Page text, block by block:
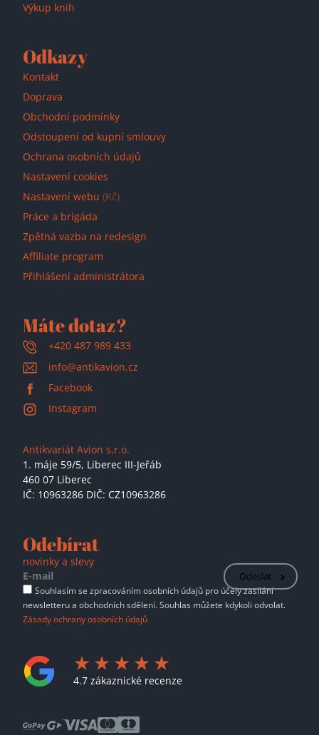
Výkup knih
Odkazy
Kontakt
Doprava
Obchodní podmínky
Odstoupení od kupní smlouvy
Ochrana osobních údajů
Nastavení cookies
Nastavení webu (Kč)
Práce a brigáda
Zpětná vazba na redesign
Affiliate program
Přihlášení administrátora
Máte dotaz?
+420 487 989 433
info@antikavion.cz
Facebook
Instagram
Antikvariát Avion s.r.o.
1. máje 59/5, Liberec III-Jeřáb
460 07 Liberec
IČ: 10963286 DIČ: CZ10963286
Odebírat
novinky a slevy
Odeslat
Souhlasím se zpracováním osobních údajů pro účely zasílání
newsletteru a obchodních sdělení. Souhlas můžete kdykoli odvolat.
Zásady ochrany osobních údajů
4.7 zákaznické recenze